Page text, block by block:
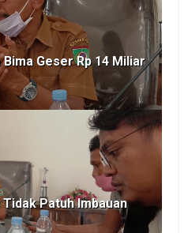
Geser Rp 14 Miliar
Patuh Imbauan